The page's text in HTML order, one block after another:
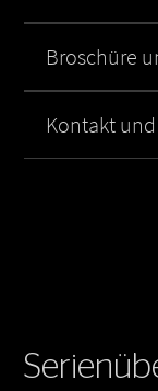
Broschüre
Kontakt